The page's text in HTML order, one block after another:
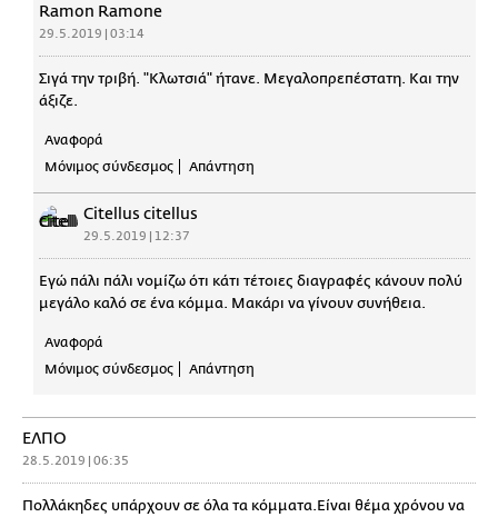
Ramon Ramone
29.5.2019 | 03:14
Σιγά την τριβή. "Κλωτσιά" ήτανε. Μεγαλοπρεπέστατη. Και την
άξιζε.
Αναφορά
Μόνιμος σύνδεσμος
Απάντηση
Citellus citellus
29.5.2019 | 12:37
Εγώ πάλι πάλι νομίζω ότι κάτι τέτοιες διαγραφές κάνουν πολύ
μεγάλο καλό σε ένα κόμμα. Μακάρι να γίνουν συνήθεια.
Αναφορά
Μόνιμος σύνδεσμος
Απάντηση
ΕΛΠΟ
28.5.2019 | 06:35
Πολλάκηδες υπάρχουν σε όλα τα κόμματα.Είναι θέμα χρόνου να